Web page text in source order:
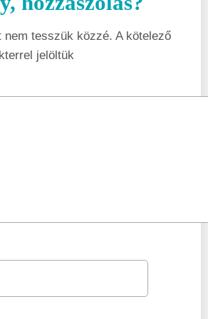
nem tesszük közzé. A kötelező
jelöltük